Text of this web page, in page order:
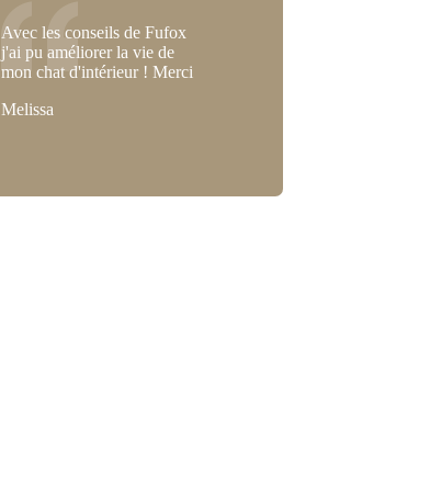
Avec les conseils de Fufox
j'ai pu améliorer la vie de
mon chat d'intérieur ! Merci
Melissa